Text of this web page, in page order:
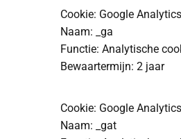
Cookie: Google Analytics
Naam: _ga
Functie: Analytische
Bewaartermijn: 2 jaar
Cookie: Google Analytics
Naam: _gat